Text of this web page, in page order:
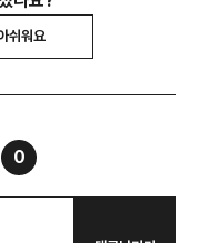
쉬워요
0